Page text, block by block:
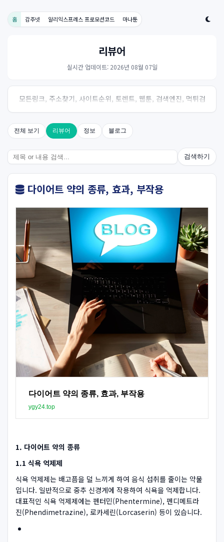
홈 감주넷 알리익스프레스 프로모션코드 마나툰
리뷰어
실시간 업데이트: 2026년 08월 07일
모든링크, 주소찾기, 사이트순위, 토렌트, 웹툰, 검색엔진, 먹튀검
증, 스포츠, 드라마, 커뮤니티 링크사이트! 여기여
전체 보기 리뷰어 정보 블로그
검색하기
다이어트 약의 종류, 효과, 부작용
다이어트 약의 종류, 효과, 부작용
ygy24.top
1. 다이어트 약의 종류
1.1 식욕 억제제
식욕 억제제는 배고픔을 덜 느끼게 하여 음식 섭취를 줄이는 약물
입니다. 일반적으로 중추 신경계에 작용하여 식욕을 억제합니다.
대표적인 식욕 억제제에는 펜터민(Phentermine), 펜디메트라
진(Phendimetrazine), 로카세린(Lorcaserin) 등이 있습니다.